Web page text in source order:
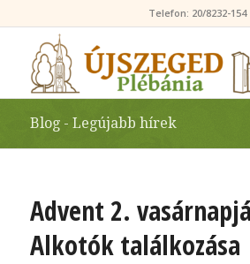
Telefon: 20/8232-154
Blog - Legújabb hírek
Advent 2.
Alkotók találkozása